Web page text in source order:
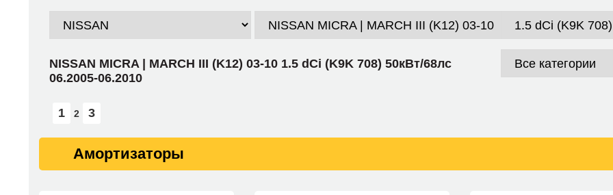
NISSAN MICRA | MARCH III (K12) 03-10 1.5 dCi (K9K 708) 50кВт/68лс
06.2005-06.2010
1 2 3
Амортизаторы